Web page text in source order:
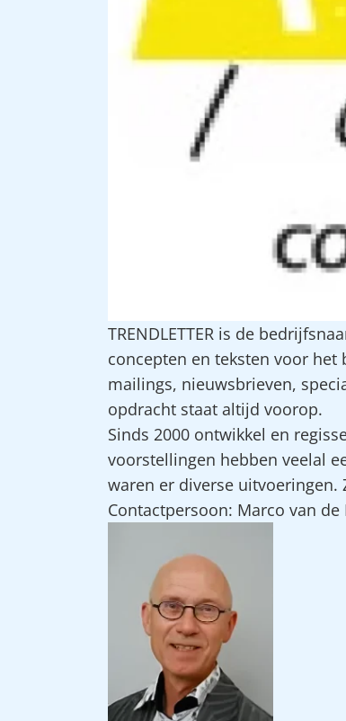
TRENDLETTER is de
concepten en teksten voor
mailings, nieuwsbrieven,
opdracht staat altijd voorop.
Sinds 2000 ontwikkel en
voorstellingen hebben veelal
waren er diverse uitvoeringen.
Contactpersoon: Marco van de